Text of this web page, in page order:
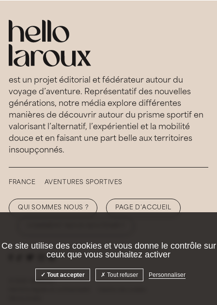
est un projet éditorial et fédérateur autour du
voyage d’aventure. Représentatif des nouvelles
générations, notre média explore différentes
manières de découvrir autour du prisme sportif en
valorisant l’alternatif, l’expérientiel et la mobilité
douce et en faisant une part belle aux territoires
insoupçonnés.
FRANCE AVENTURES SPORTIVES
QUI SOMMES NOUS ? PAGE D’ACCUEIL
© 2026 Hellolaroux
Ce site utilise des cookies et vous donne le contrôle sur
ceux que vous souhaitez activer
Tout accepter Tout refuser Personnaliser